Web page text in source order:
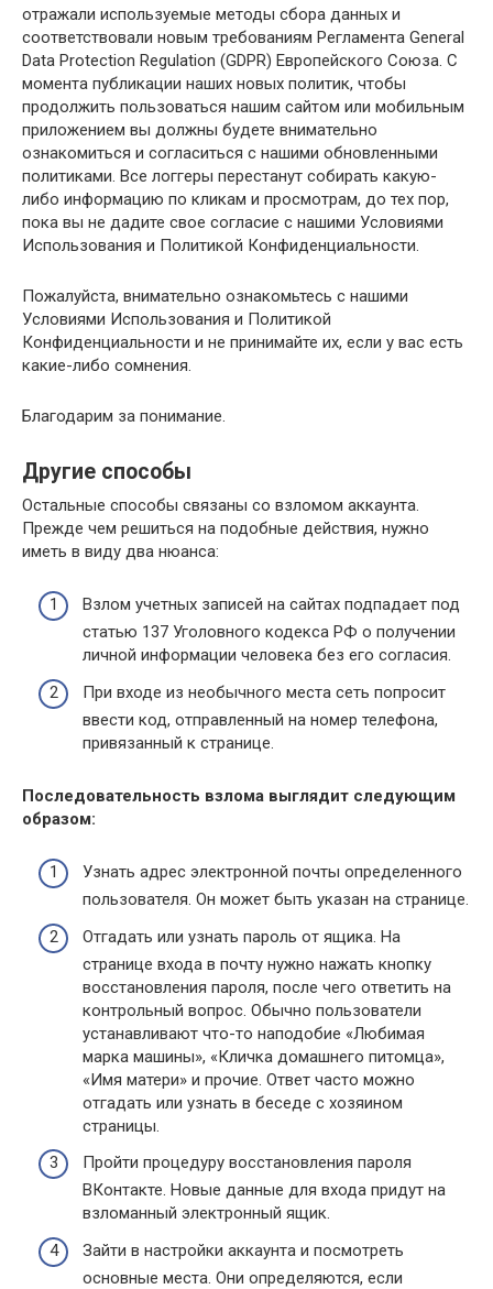
отражали используемые методы сбора данных и
соответствовали новым требованиям Регламента General
Data Protection Regulation (GDPR) Европейского Союза. С
момента публикации наших новых политик, чтобы
продолжить пользоваться нашим сайтом или мобильным
приложением вы должны будете внимательно
ознакомиться и согласиться с нашими обновленными
политиками. Все логгеры перестанут собирать какую-
либо информацию по кликам и просмотрам, до тех пор,
пока вы не дадите свое согласие с нашими Условиями
Использования и Политикой Конфиденциальности.
Пожалуйста, внимательно ознакомьтесь с нашими
Условиями Использования и Политикой
Конфиденциальности и не принимайте их, если у вас есть
какие-либо сомнения.
Благодарим за понимание.
Другие способы
Остальные способы связаны со взломом аккаунта.
Прежде чем решиться на подобные действия, нужно
иметь в виду два нюанса:
Взлом учетных записей на сайтах подпадает под
статью 137 Уголовного кодекса РФ о получении
личной информации человека без его согласия.
При входе из необычного места сеть попросит
ввести код, отправленный на номер телефона,
привязанный к странице.
Последовательность взлома выглядит следующим
образом:
Узнать адрес электронной почты определенного
пользователя. Он может быть указан на странице.
Отгадать или узнать пароль от ящика. На
странице входа в почту нужно нажать кнопку
восстановления пароля, после чего ответить на
контрольный вопрос. Обычно пользователи
устанавливают что-то наподобие «Любимая
марка машины», «Кличка домашнего питомца»,
«Имя матери» и прочие. Ответ часто можно
отгадать или узнать в беседе с хозяином
страницы.
Пройти процедуру восстановления пароля
ВКонтакте. Новые данные для входа придут на
взломанный электронный ящик.
Зайти в настройки аккаунта и посмотреть
основные места. Они определяются, если